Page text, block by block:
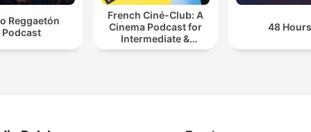
Reggaetón
Podcast
French Ciné-Club: A
Cinema Podcast for
Intermediate &
Advanced French
48 Hours